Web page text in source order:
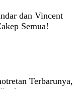
dan Vincent
Semua!
Terbarunya,